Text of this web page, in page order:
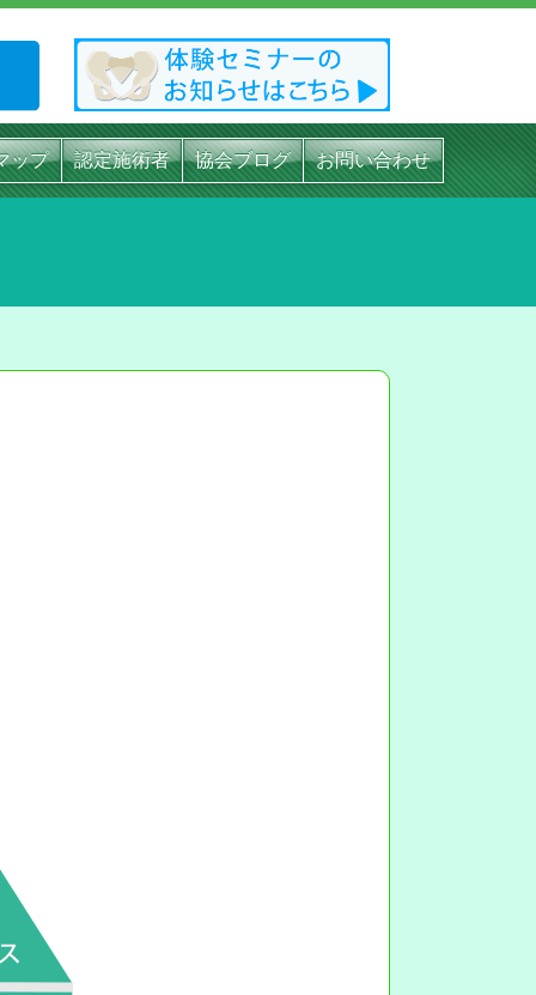
ップ 認定施術者 協会ブログ お問い合わせ